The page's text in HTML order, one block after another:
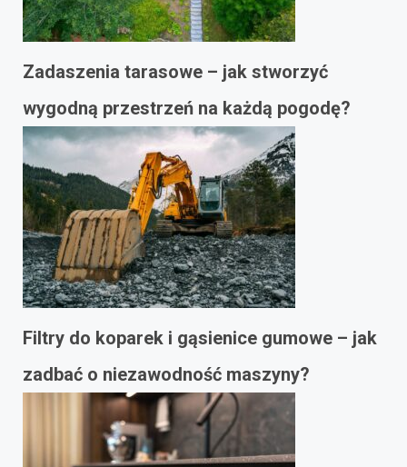
Zadaszenia tarasowe – jak stworzyć
wygodną przestrzeń na każdą pogodę?
Filtry do koparek i gąsienice gumowe – jak
zadbać o niezawodność maszyny?